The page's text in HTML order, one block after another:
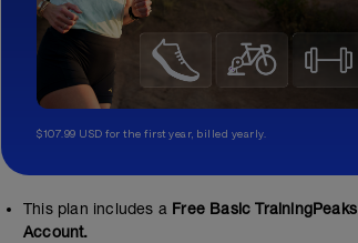
$107.99 USD for the first year, billed yearly.
This plan includes a Free Basic TrainingPeaks
Account.